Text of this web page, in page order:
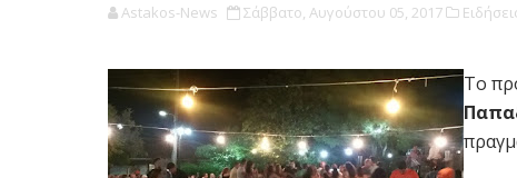
Astakos-News Σάββατο, Αυγούστου 05, 2017
Το